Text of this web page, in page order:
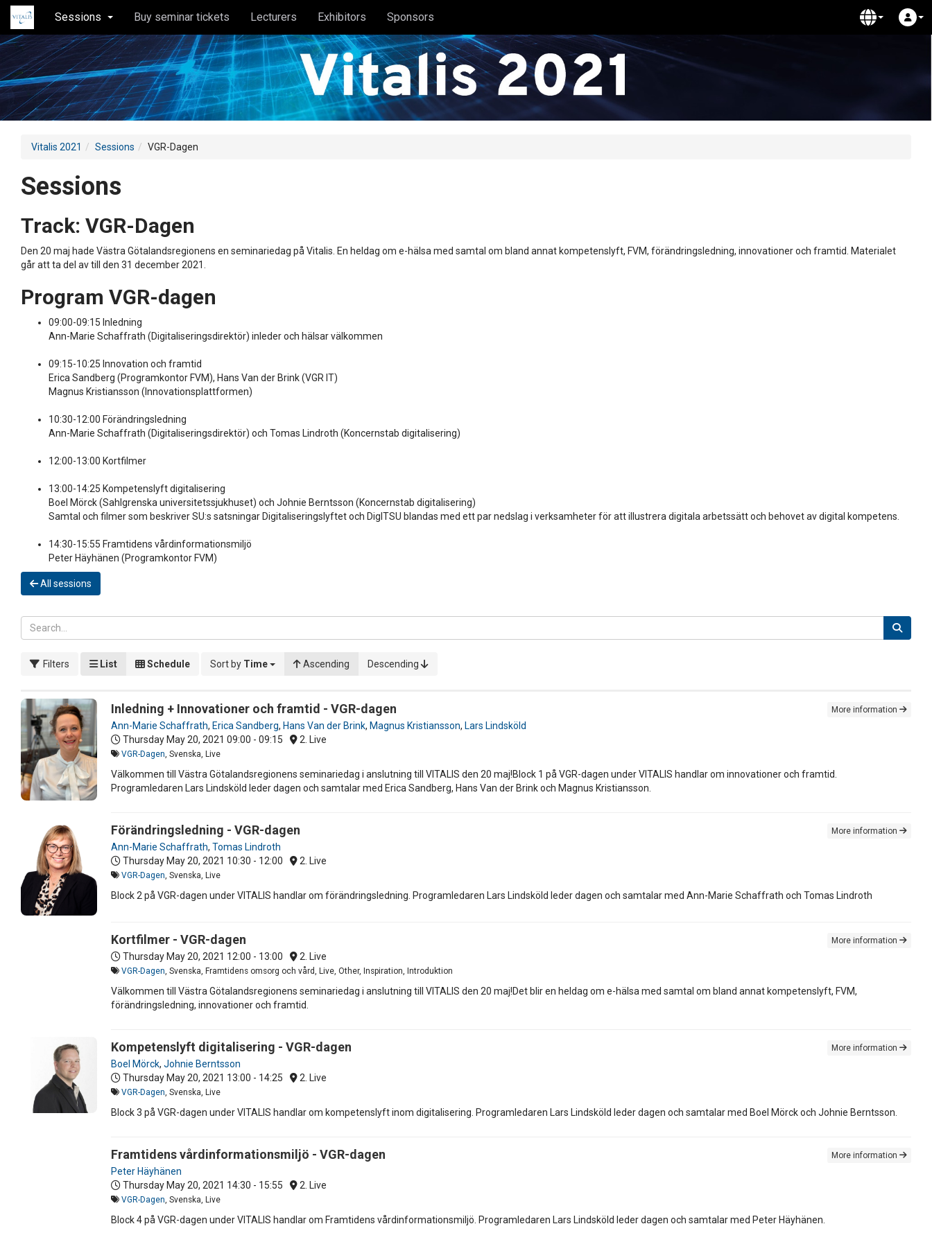
Sessions Buy seminar tickets Lecturers Exhibitors Sponsors
Vitalis 2021 Sessions VGR-Dagen
Sessions
Track: VGR-Dagen
Den 20 maj hade Västra Götalandsregionens en seminariedag på Vitalis. En heldag om e-hälsa med samtal om bland annat kompetenslyft, FVM, förändringsledning, innovationer och framtid. Materialet
går att ta del av till den 31 december 2021.
Program VGR-dagen
09:00-09:15 Inledning
Ann-Marie Schaffrath (Digitaliseringsdirektör) inleder och hälsar välkommen
09:15-10:25 Innovation och framtid
Erica Sandberg (Programkontor FVM), Hans Van der Brink (VGR IT)
Magnus Kristiansson (Innovationsplattformen)
10:30-12:00 Förändringsledning
Ann-Marie Schaffrath (Digitaliseringsdirektör) och Tomas Lindroth (Koncernstab digitalisering)
12:00-13:00 Kortfilmer
13:00-14:25 Kompetenslyft digitalisering
Boel Mörck (Sahlgrenska universitetssjukhuset) och Johnie Berntsson (Koncernstab digitalisering)
Samtal och filmer som beskriver SU:s satsningar Digitaliseringslyftet och DigITSU blandas med ett par nedslag i verksamheter för att illustrera digitala arbetssätt och behovet av digital kompetens.
14:30-15:55 Framtidens vårdinformationsmiljö
Peter Häyhänen (Programkontor FVM)
All sessions
Filters List Schedule Sort by Time Ascending Descending
Inledning + Innovationer och framtid - VGR-dagen
Ann-Marie Schaffrath, Erica Sandberg, Hans Van der Brink, Magnus Kristiansson, Lars Lindsköld
Thursday May 20, 2021 09:00 - 09:15 2. Live
VGR-Dagen, Svenska, Live
More information
Välkommen till Västra Götalandsregionens seminariedag i anslutning till VITALIS den 20 maj!Block 1 på VGR-dagen under VITALIS handlar om innovationer och framtid.
Programledaren Lars Lindsköld leder dagen och samtalar med Erica Sandberg, Hans Van der Brink och Magnus Kristiansson.
Förändringsledning - VGR-dagen
Ann-Marie Schaffrath, Tomas Lindroth
Thursday May 20, 2021 10:30 - 12:00 2. Live
VGR-Dagen, Svenska, Live
More information
Block 2 på VGR-dagen under VITALIS handlar om förändringsledning. Programledaren Lars Lindsköld leder dagen och samtalar med Ann-Marie Schaffrath och Tomas Lindroth
Kortfilmer - VGR-dagen
Thursday May 20, 2021 12:00 - 13:00 2. Live
VGR-Dagen, Svenska, Framtidens omsorg och vård, Live, Other, Inspiration, Introduktion
More information
Välkommen till Västra Götalandsregionens seminariedag i anslutning till VITALIS den 20 maj!Det blir en heldag om e-hälsa med samtal om bland annat kompetenslyft, FVM,
förändringsledning, innovationer och framtid.
Kompetenslyft digitalisering - VGR-dagen
Boel Mörck, Johnie Berntsson
Thursday May 20, 2021 13:00 - 14:25 2. Live
VGR-Dagen, Svenska, Live
More information
Block 3 på VGR-dagen under VITALIS handlar om kompetenslyft inom digitalisering. Programledaren Lars Lindsköld leder dagen och samtalar med Boel Mörck och Johnie Berntsson.
Framtidens vårdinformationsmiljö - VGR-dagen
Peter Häyhänen
Thursday May 20, 2021 14:30 - 15:55 2. Live
VGR-Dagen, Svenska, Live
More information
Block 4 på VGR-dagen under VITALIS handlar om Framtidens vårdinformationsmiljö. Programledaren Lars Lindsköld leder dagen och samtalar med Peter Häyhänen.